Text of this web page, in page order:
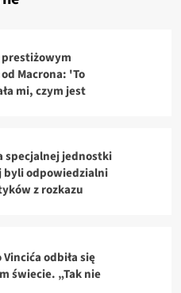
prestiżowym
Macrona: 'To
mi, czym jest
specjalnej jednostki
byli odpowiedzialni
z rozkazu
odbiła się
świecie. „Tak nie